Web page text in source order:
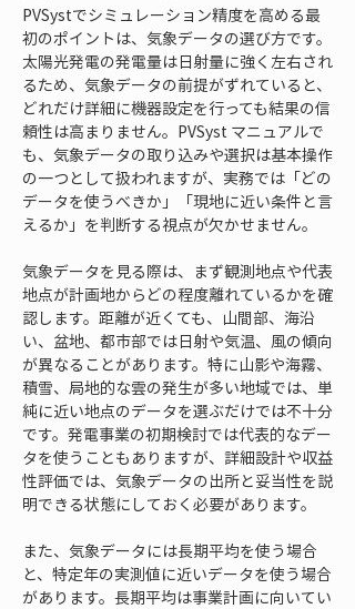
PVSystでシミュレーション精度を高める最
初のポイントは、気象データの選び方です。
太陽光発電の発電量は日射量に強く左右され
るため、気象データの前提がずれていると、
どれだけ詳細に機器設定を行っても結果の信
頼性は高まりません。PVSyst マニュアルで
も、気象データの取り込みや選択は基本操作
の一つとして扱われますが、実務では「どの
データを使うべきか」「現地に近い条件と言
えるか」を判断する視点が欠かせません。
気象データを見る際は、まず観測地点や代表
地点が計画地からどの程度離れているかを確
認します。距離が近くても、山間部、海沿
い、盆地、都市部では日射や気温、風の傾向
が異なることがあります。特に山影や海霧、
積雪、局地的な雲の発生が多い地域では、単
純に近い地点のデータを選ぶだけでは不十分
です。発電事業の初期検討では代表的なデー
タを使うこともありますが、詳細設計や収益
性評価では、気象データの出所と妥当性を説
明できる状態にしておく必要があります。
また、気象データには長期平均を使う場合
と、特定年の実測値に近いデータを使う場合
があります。長期平均は事業計画に向いてい